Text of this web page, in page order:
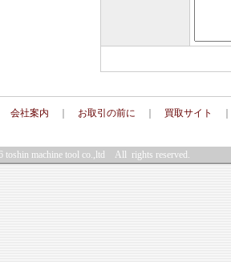
会社案内 お取引の前に 買取サイト
toshin machine tool co.,ltd All rights reserved.